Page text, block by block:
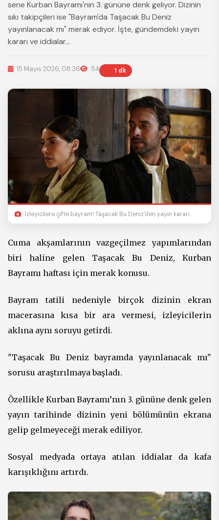
sene Kurban Bayramı'nın 3. gününe denk geliyor. Dizinin
sıkı takipçileri ise "Bayram'da Taşacak Bu Deniz
yayınlanacak mı" merak ediyor. İşte, gündemdeki yayın
kararı ve iddialar...
15 Mayıs 2026, 08:36 114 1 dk
İzleyicilere çifte bayram! Taşacak Bu Deniz'den yayın kararı...
Cuma akşamlarının vazgeçilmez yapımlarından
biri haline gelen Taşacak Bu Deniz, Kurban
Bayramı haftası için merak konusu.
Bayram tatili nedeniyle birçok dizinin ekran
macerasına kısa bir ara vermesi, izleyicilerin
aklına aynı soruyu getirdi.
"Taşacak Bu Deniz bayramda yayınlanacak mı"
sorusu araştırılmaya başladı.
Özellikle Kurban Bayramı’nın 3. gününe denk gelen
yayın tarihinde dizinin yeni bölümünün ekrana
gelip gelmeyeceği merak ediliyor.
Sosyal medyada ortaya atılan iddialar da kafa
karışıklığını artırdı.